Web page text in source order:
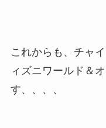
これからも、チャ
ィズニワールド＆
す、、、、